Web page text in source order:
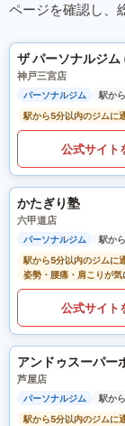
ページを確認し、
ザ パーソナルジ
神戸三宮店
パーソナルジム
駅か
駅から5分以内のジムに
公式サイト
かたぎり塾
六甲道店
パーソナルジム
駅か
駅から5分以内のジムに
姿勢・腰痛・肩こりが気
公式サイト
芦屋店
パーソナルジム
駅か
駅から5分以内のジムに